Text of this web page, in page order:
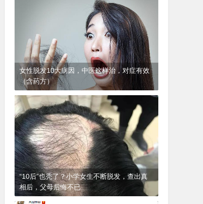
女性脱发10大病因，中医这样治，对症有效
（含药方）
1年前(2024-12-06) 皮肤科
“10后”也秃了？小学女生不断脱发，查出真
相后，父母后悔不已